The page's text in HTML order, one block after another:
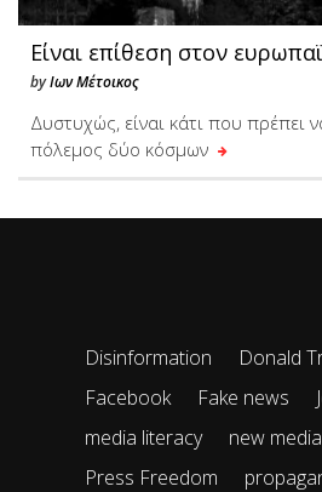
Είναι επίθεση στον
byΙων Μέτοικος
Δυστυχώς, είναι κάτι που πρέπει
πόλεμος δύο κόσμων
Disinformation
Donald
Facebook
Fake news
media literacy
new media
Press Freedom